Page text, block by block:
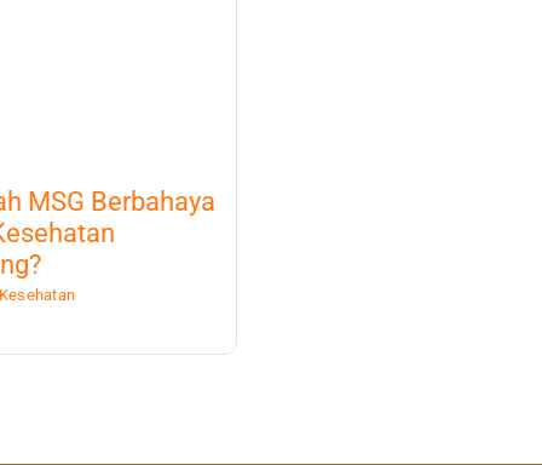
MSG Berbahaya